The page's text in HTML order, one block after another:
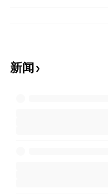
新闻